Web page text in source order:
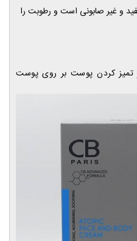
و غیر صابونی است و رطوبت را
کردن پوست بر روی پوست